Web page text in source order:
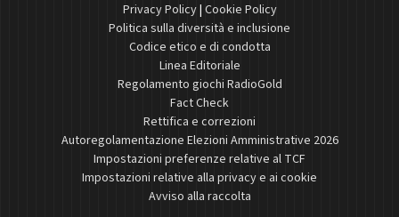
Privacy Policy| Cookie Policy
Politica sulla diversità e inclusione
Codice etico e di condotta
Linea Editoriale
Regolamento giochi RadioGold
Fact Check
Rettifica e correzioni
Autoregolamentazione Elezioni Amministrative 2026
Impostazioni preferenze relative al TCF
Impostazioni relative alla privacy e ai cookie
Avviso alla raccolta